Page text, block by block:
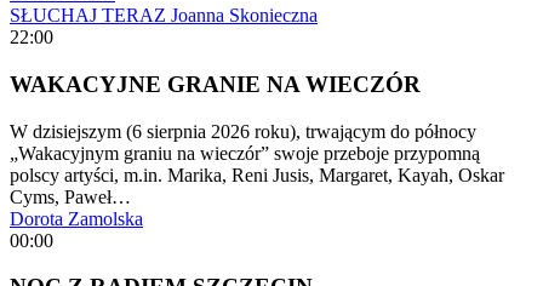
SŁUCHAJ TERAZ Joanna Skonieczna
22:00
WAKACYJNE GRANIE NA WIECZÓR
W dzisiejszym (6 sierpnia 2026 roku), trwającym do północy
„Wakacyjnym graniu na wieczór” swoje przeboje przypomną
polscy artyści, m.in. Marika, Reni Jusis, Margaret, Kayah, Oskar
Cyms, Paweł…
Dorota Zamolska
00:00